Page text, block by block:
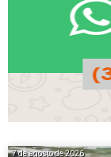
7 de agosto de 2026